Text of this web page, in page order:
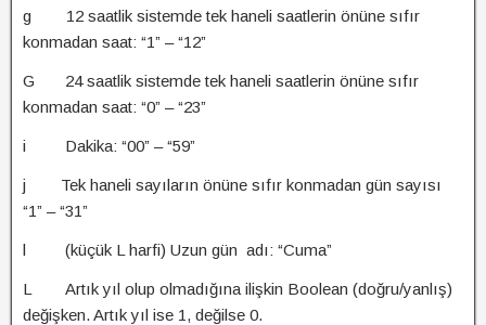
g 12 saatlik sistemde tek haneli saatlerin önüne sıfır
konmadan saat: “1” – “12”
G 24 saatlik sistemde tek haneli saatlerin önüne sıfır
konmadan saat: “0” – “23”
i Dakika: “00” – “59”
j Tek haneli sayıların önüne sıfır konmadan gün sayısı
“1” – “31”
l (küçük L harfi) Uzun gün adı: “Cuma”
L Artık yıl olup olmadığına ilişkin Boolean (doğru/yanlış)
değişken. Artık yıl ise 1, değilse 0.